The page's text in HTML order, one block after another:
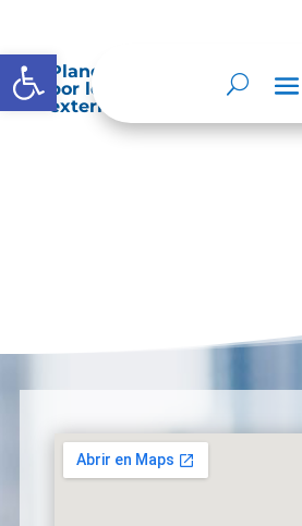
Abrir barra de herramientas
Planes de Mejoramiento
por los entes de control o
externos o internos.